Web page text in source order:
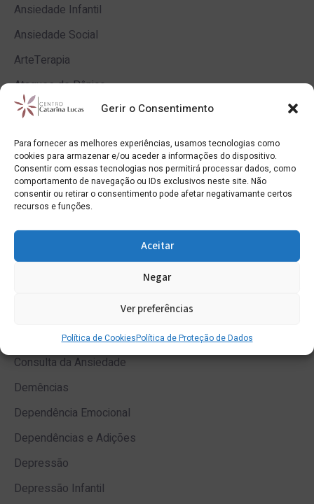
Gerir o Consentimento
Para fornecer as melhores experiências, usamos tecnologias como
cookies para armazenar e/ou aceder a informações do dispositivo.
Consentir com essas tecnologias nos permitirá processar dados, como
comportamento de navegação ou IDs exclusivos neste site. Não
consentir ou retirar o consentimento pode afetar negativamante certos
recursos e funções.
Aceitar
Negar
Ver preferências
Política de CookiesPolítica de Proteção de Dados
Ansiedade Infantil
Ansiedade Social
ArteTerapia
Ataques de Pânico
Avaliação de Condutores
Avaliação Psicológica
Avós
Bullying e cyberbullying
Burnout
Casal e Relações Amorosas
Ciúme
Comunicação e Assertividade
Conflitos Parentais
Consulta da Ansiedade
Demências
Dependência Emocional
Dependências e Adições
Depressão
Depressão Infantil